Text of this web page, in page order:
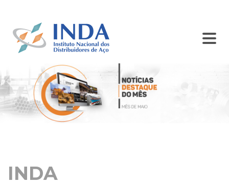
INDA